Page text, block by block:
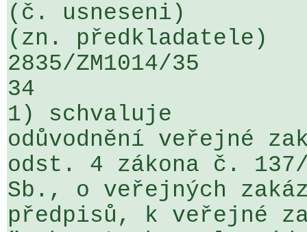
(č. usneseni)
(zn. předkladatele)
2835/ZM1014/35
34
1) schvaluje
odůvodnění veřejné
odst. 4 zákona č.
Sb., o veřejných
předpisů, k veřejné